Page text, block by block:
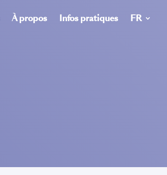
À propos Infos pratiques FR